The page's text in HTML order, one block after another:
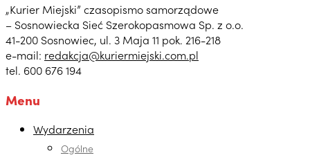
„Kurier Miejski” czasopismo samorządowe
– Sosnowiecka Sieć Szerokopasmowa Sp. z o.o.
41-200 Sosnowiec, ul. 3 Maja 11 pok. 216-218
e-mail: redakcja@kuriermiejski.com.pl
tel. 600 676 194
Menu
Wydarzenia
Ogólne